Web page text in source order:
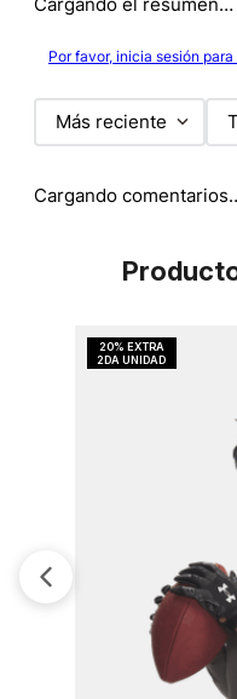
Por favor, inicia sesión
Más reciente
Cargando